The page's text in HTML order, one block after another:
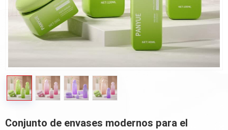
Conjunto de envases modernos para el